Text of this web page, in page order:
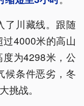
了川藏线。跟随
4000米的高山
为4298米，公
候条件恶劣，冬
挑战。